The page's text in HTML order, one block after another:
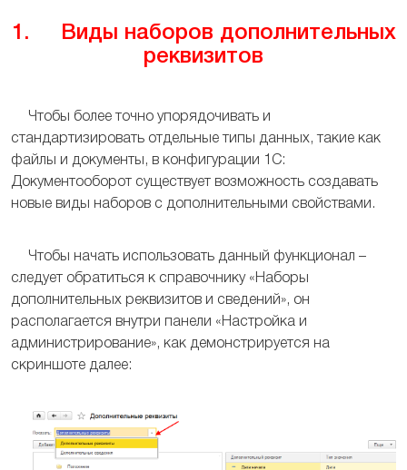
1. Виды наборов дополнительных
реквизитов
Чтобы более точно упорядочивать и
стандартизировать отдельные типы данных, такие как
файлы и документы, в конфигурации 1С:
Документооборот существует возможность создавать
новые виды наборов с дополнительными свойствами.
Чтобы начать использовать данный функционал –
следует обратиться к справочнику «Наборы
дополнительных реквизитов и сведений», он
располагается внутри панели «Настройка и
администрирование», как демонстрируется на
скриншоте далее: